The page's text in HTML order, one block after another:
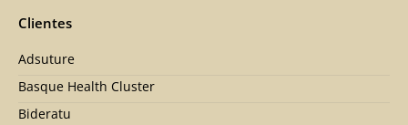
Clientes
Adsuture
Basque Health Cluster
Bideratu